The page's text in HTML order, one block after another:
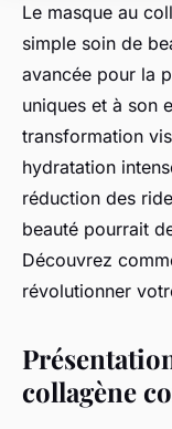
Le masque au
simple soin de
avancée pour la
uniques et à son
transformation
hydratation
réduction des
beauté pourrait
Découvrez
révolutionner
collagène